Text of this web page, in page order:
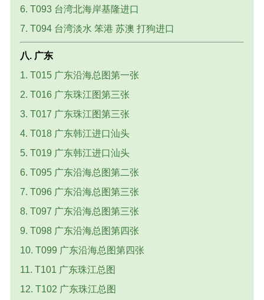
6. T093 台湾北海岸基隆进口
7. T094 台湾淡水 笨港 苏澳 打狗进口
八. 广东
1. T015 广东沿海总图第一张
2. T016 广东珠江图第三张
3. T017 广东珠江图第三张
4. T018 广东韩江进口汕头
5. T019 广东韩江进口汕头
6. T095 广东沿海总图第二张
7. T096 广东沿海总图第三张
8. T097 广东沿海总图第三张
9. T098 广东沿海总图第四张
10. T099 广东沿海总图第四张
11. T101 广东珠江总图
12. T102 广东珠江总图